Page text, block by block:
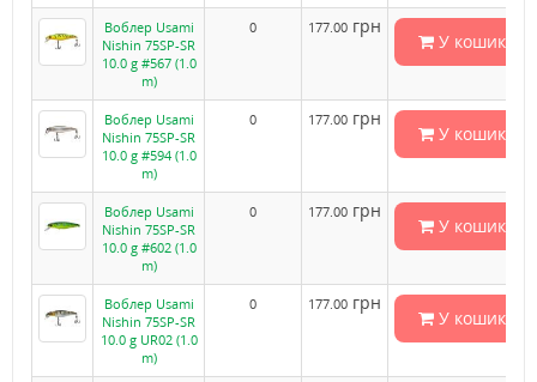
Воблер Usami
Nishin 75SP-SR
10.0 g #567 (1.0
m)
0 177.00 грн
У кошик
Воблер Usami
Nishin 75SP-SR
10.0 g #594 (1.0
m)
0 177.00 грн
У кошик
Воблер Usami
Nishin 75SP-SR
10.0 g #602 (1.0
m)
0 177.00 грн
У кошик
Воблер Usami
Nishin 75SP-SR
10.0 g UR02 (1.0
m)
0 177.00 грн
У кошик